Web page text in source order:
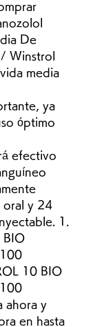
De
Winstrol
media
ya
óptimo
efectivo
oral y 24
1.
BIO
10 BIO
ahora y
en hasta